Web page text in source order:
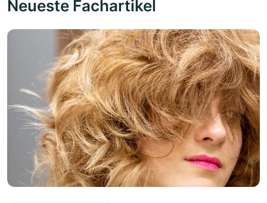
Neueste Fachartikel